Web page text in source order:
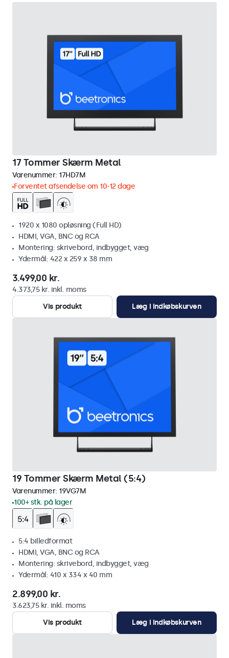
17 Tommer Skærm Metal
Varenummer: 17HD7M
Forventet afsendelse om 10-12 dage
1920 x 1080 opløsning (Full HD)
HDMI, VGA, BNC og RCA
Montering: skrivebord, indbygget, væg
Ydermål: 422 x 259 x 38 mm
3.499,00 kr.
4.373,75 kr. inkl. moms
Vis produkt
Læg i indkøbskurven
19 Tommer Skærm Metal (5:4)
Varenummer: 19VG7M
100+ stk. på lager
5:4 billedformat
HDMI, VGA, BNC og RCA
Montering: skrivebord, indbygget, væg
Ydermål: 410 x 334 x 40 mm
2.899,00 kr.
3.623,75 kr. inkl. moms
Vis produkt
Læg i indkøbskurven